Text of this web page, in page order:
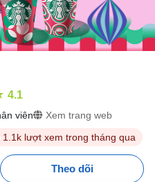
Mức lương
Phỏng vấn
4.1
viên
Xem trang web
1.1k lượt xem trong tháng qua
Theo dõi